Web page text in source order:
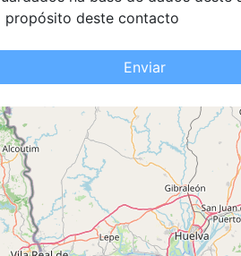
propósito deste contacto
Enviar